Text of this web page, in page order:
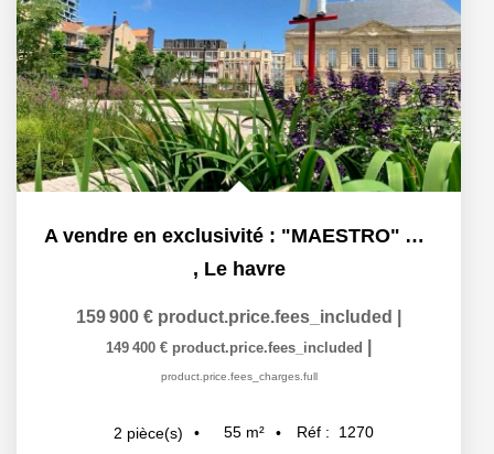
A vendre en exclusivité : "MAESTRO" Appartement à vendre en...
, Le havre
159 900 € product.price.fees_included
149 400 € product.price.fees_included
product.price.fees_charges.full
2 pièce(s) 55 m² Réf : 1270